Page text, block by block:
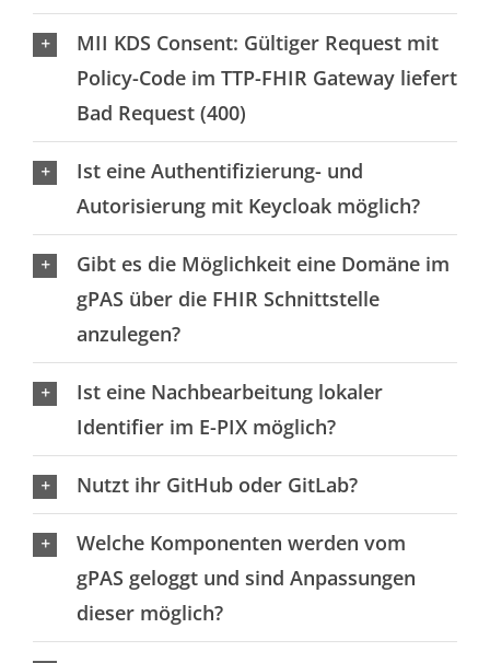
MII KDS Consent: Gültiger Request mit
Policy-Code im TTP-FHIR Gateway liefert
Bad Request (400)
Ist eine Authentifizierung- und
Autorisierung mit Keycloak möglich?
Gibt es die Möglichkeit eine Domäne im
gPAS über die FHIR Schnittstelle
anzulegen?
Ist eine Nachbearbeitung lokaler
Identifier im E-PIX möglich?
Nutzt ihr GitHub oder GitLab?
Welche Komponenten werden vom
gPAS geloggt und sind Anpassungen
dieser möglich?